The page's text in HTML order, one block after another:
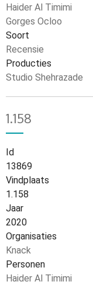
Haider Al Timimi
Gorges Ocloo
Soort
Recensie
Producties
Studio Shehrazade
1.158
Id
13869
Vindplaats
1.158
Jaar
2020
Organisaties
Knack
Personen
Haider Al Timimi